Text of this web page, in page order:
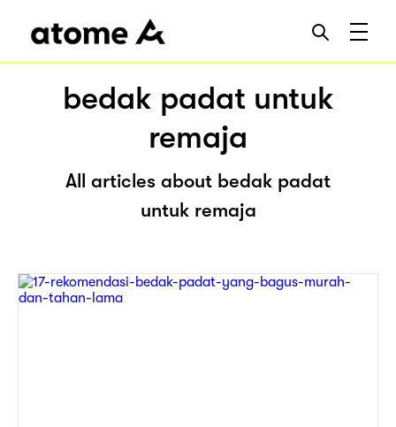
bedak padat untuk
remaja
All articles about bedak padat
untuk remaja